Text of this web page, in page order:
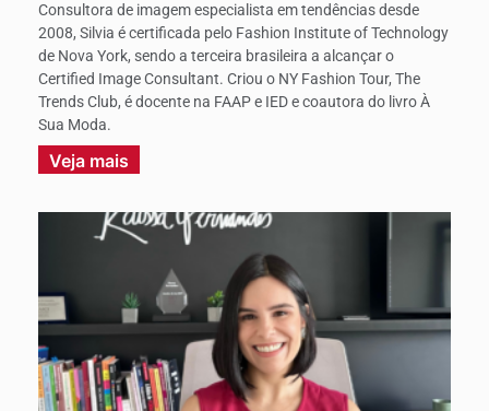
Consultora de imagem especialista em tendências desde
2008, Silvia é certificada pelo Fashion Institute of Technology
de Nova York, sendo a terceira brasileira a alcançar o
Certified Image Consultant. Criou o NY Fashion Tour, The
Trends Club, é docente na FAAP e IED e coautora do livro À
Sua Moda.
Veja mais